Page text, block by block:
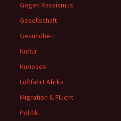
Gegen Rassismus
Gesellschaft
Gesundheit
Kultur
Kurioses
Luftfahrt Afrika
Migration & Flucht
Politik